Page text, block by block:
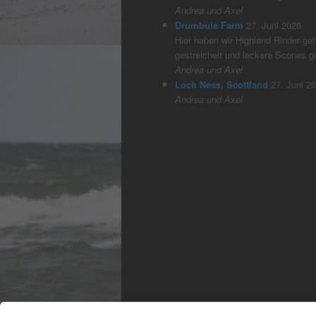
Andrea und Axel
Drumbuie Farm 27. Juni 2026
Hier haben wir Highland Rinder
gestreichelt und leckere Scones
Andrea und Axel
Loch Ness, Scottland 27. Juni
Andrea und Axel